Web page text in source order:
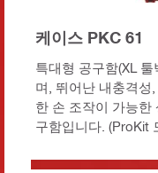
케이스 PKC 61
특대형 공구함(XL
며, 뛰어난 내충격성
한 손 조작이 가능한
구함입니다. (ProKit